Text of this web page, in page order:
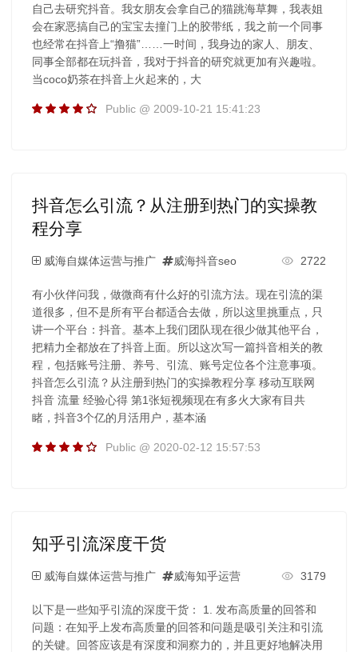
自己去研究抖音。我女朋友会拿自己的猫跳海草舞，我表姐
会在家恶搞自己的宝宝去撞门上的胶带纸，我之前一个同事
也经常在抖音上“撸猫”……一时间，我身边的家人、朋友、
同事全部都在玩抖音，我对于抖音的研究就更加有兴趣啦。
当coco奶茶在抖音上火起来的，大
Public @ 2009-10-21 15:41:23
抖音怎么引流？从注册到热门的实操教
程分享
威海自媒体运营与推广 威海抖音seo 2722
有小伙伴问我，做微商有什么好的引流方法。现在引流的渠
道很多，但不是所有平台都适合去做，所以这里挑重点，只
讲一个平台：抖音。基本上我们团队现在很少做其他平台，
把精力全都放在了抖音上面。所以这次写一篇抖音相关的教
程，包括账号注册、养号、引流、账号定位各个注意事项。
抖音怎么引流？从注册到热门的实操教程分享 移动互联网
抖音 流量 经验心得 第1张短视频现在有多火大家有目共
睹，抖音3个亿的月活用户，基本涵
Public @ 2020-02-12 15:57:53
知乎引流深度干货
威海自媒体运营与推广 威海知乎运营 3179
以下是一些知乎引流的深度干货： 1. 发布高质量的回答和
问题：在知乎上发布高质量的回答和问题是吸引关注和引流
的关键。回答应该是有深度和洞察力的，并且更好地解决用